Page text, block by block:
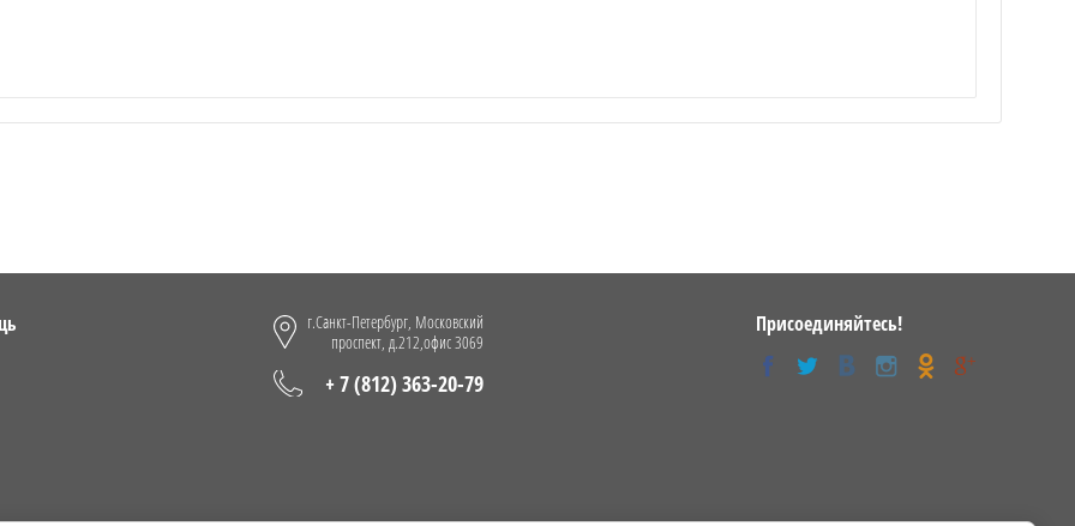
г.Санкт-Петербург, Московский
проспект, д.212,офис 3069
+ 7 (812) 363-20-79
Присоединяйтесь!